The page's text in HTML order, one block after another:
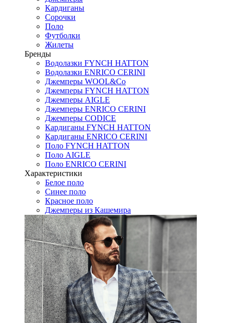
Кардиганы
Сорочки
Поло
Футболки
Жилеты
Бренды
Водолазки FYNCH HATTON
Водолазки ENRICO CERINI
Джемперы WOOL&Co
Джемперы FYNCH HATTON
Джемперы AIGLE
Джемперы ENRICO CERINI
Джемперы CODICE
Кардиганы FYNCH HATTON
Кардиганы ENRICO CERINI
Поло FYNCH HATTON
Поло AIGLE
Поло ENRICO CERINI
Характеристики
Белое поло
Синее поло
Красное поло
Джемперы из Кашемира